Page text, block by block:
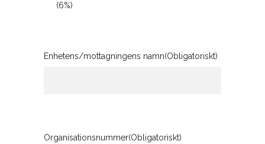
(6%)
Enhetens/mottagningens namn(Obligatoriskt)
Organisationsnummer(Obligatoriskt)